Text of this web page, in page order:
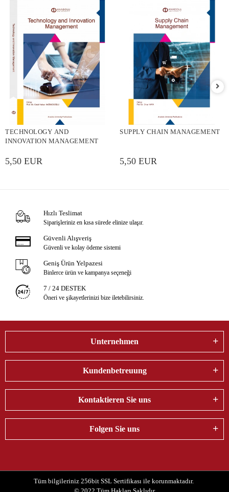
TECHNOLOGY AND
INNOVATION MANAGEMENT
5,50 EUR
SUPPLY CHAIN MANAGEMENT
5,50 EUR
Hızlı Teslimat
Siparişleriniz en kısa sürede elinize ulaşır.
Güvenli Alışveriş
Güvenli ve kolay ödeme sistemi
Geniş Ürün Yelpazesi
Binlerce ürün ve kampanya seçeneği
7 / 24 DESTEK
Öneri ve şikayetlerinizi bize iletebilirsiniz.
Unternehmen
Kundenbetreuung
Kontaktieren Sie uns
Folgen Sie uns
Tüm bilgileriniz 256bit SSL Sertifikası ile korunmaktadır.